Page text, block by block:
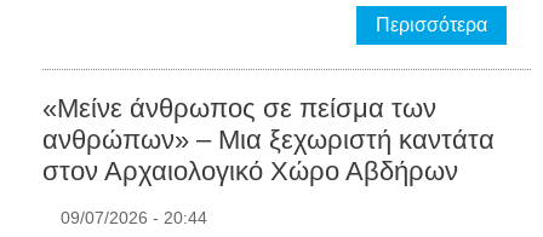
Περισσότερα
«Μείνε άνθρωπος σε πείσμα των
ανθρώπων» – Μια ξεχωριστή καντάτα
στον Αρχαιολογικό Χώρο Αβδήρων
09/07/2026 - 20:44